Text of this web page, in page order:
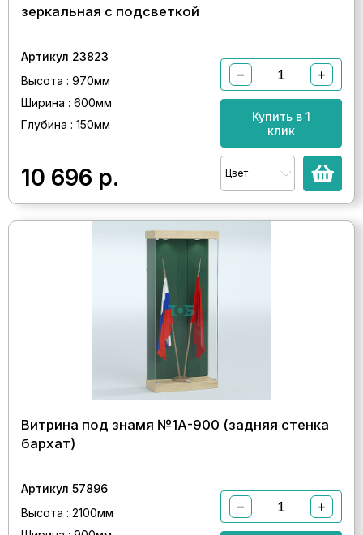
зеркальная с подсветкой
Артикул 23823
Высота : 970мм
Ширина : 600мм
Глубина : 150мм
10 696 р.
− +
Купить в 1
клик
Цвет
Витрина под знамя №1А-900 (задняя стенка
бархат)
Артикул 57896
Высота : 2100мм
− +